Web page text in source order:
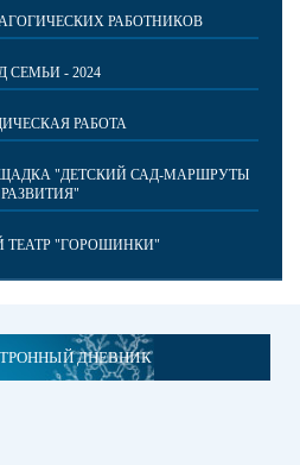
РАБОТНИКОВ
СЕМЬИ - 2024
РАБОТА
"ДЕТСКИЙ САД-МАРШРУТЫ
РАЗВИТИЯ"
"ГОРОШИНКИ"
ДНЕВНИК